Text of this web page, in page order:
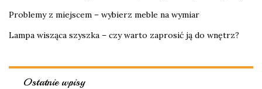
Problemy z miejscem – wybierz meble na wymiar
Lampa wisząca szyszka – czy warto zaprosić ją do wnętrz?
Ostatnie wpisy